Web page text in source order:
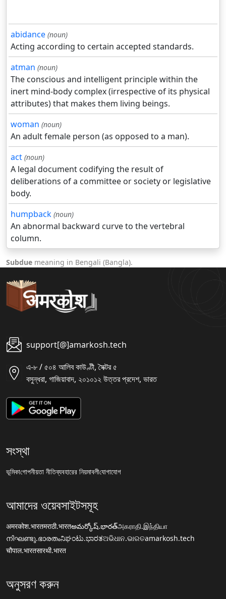
abidance (noun)
Acting according to certain accepted standards.
atman (noun)
The conscious and intelligent principle within the
inert mind-body complex (irrespective of its physical
attributes) that makes them living beings.
woman (noun)
An adult female person (as opposed to a man).
act (noun)
A legal document codifying the result of
deliberations of a committee or society or legislative
body.
humpback (noun)
An abnormal backward curve to the vertebral
column.
Subdue meaning in Bengali (Bangla).
support[@]amarkosh.tech
এ-৮ / ৫০৪ আলিব কাউণ্টী, সৈক্টর ৫
বসুন্ধরা, গাজিয়াবাদ, ২০১০১২ উত্তর প্রদেশ, ভারত
সংস্থা
ভূমিকাগোপনীয়তা নীতিব্যবহারের নিয়মাবলীযোগাযোগ
আমাদের ওয়েবসাইটসমূহ
अमरकोश.भारतमराठी.भारतఅమర్కోష్.భారత్அகராதி.இந்தியா
നിഘണ്ടു.ഭാരതംನಿಘಂಟು.ಭಾರತଅଭିଧାନ.ଭାରତamarkosh.tech
चौपाल.भारतसारथी.भारत
অনুসরণ করুন